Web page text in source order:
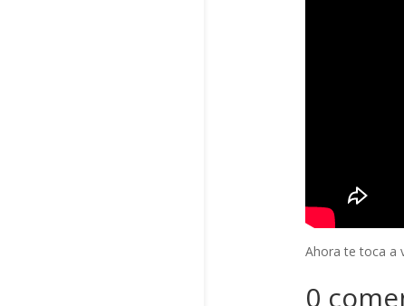
Ahora te toca a
0